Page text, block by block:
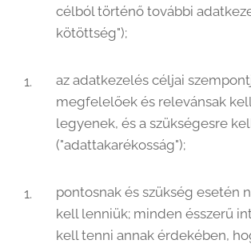
célból történő további
kötöttség");
az adatkezelés céljai
megfelelőek és relevánsak
legyenek, és a szükségesre
("adattakarékosság");
pontosnak és szükség esetén
kell lenniük; minden ésszerű
kell tenni annak érdekében,